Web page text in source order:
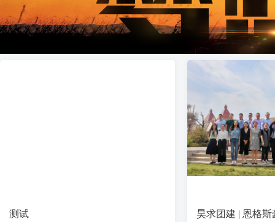
测试
昊求团建 | 恩格